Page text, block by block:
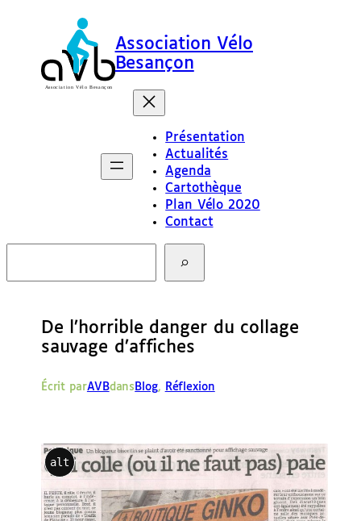
Association Vélo
Besançon
Présentation
Actualités
Agenda
Cartothèque
Plan Vélo 2020
Contact
c
De l’horrible danger du collage
sauvage d’affiches
Écrit parAVBdans Blog, Réflexion
alt